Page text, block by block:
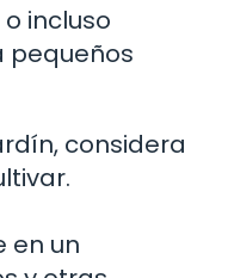
incluso
pequeños
considera
en un